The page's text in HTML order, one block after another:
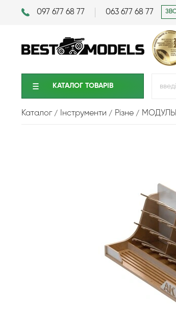
097 677 68 77 063 677 68 77
КАТАЛОГ ТОВАРIВ
Каталог Інструменти Різне